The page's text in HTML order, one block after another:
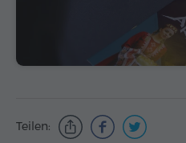
Teilen: